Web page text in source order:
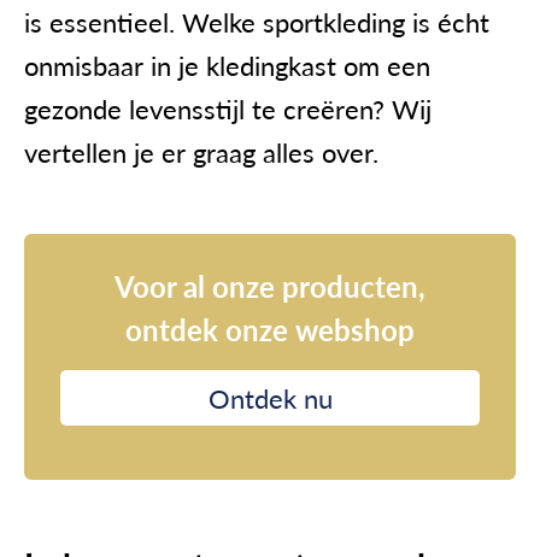
is essentieel. Welke sportkleding is écht
onmisbaar in je kledingkast om een
gezonde levensstijl te creëren? Wij
vertellen je er graag alles over.
Voor al onze producten,
ontdek onze webshop
Ontdek nu